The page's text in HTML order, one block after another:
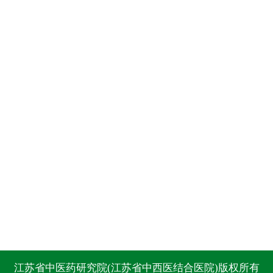
江苏省中医药研究院(江苏省中西医结合医院)版权所有